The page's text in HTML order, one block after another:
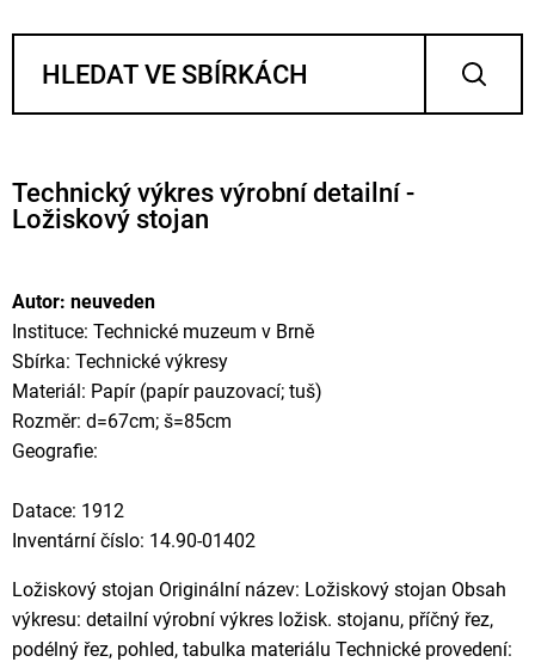
Technický výkres výrobní detailní -
Ložiskový stojan
Autor: neuveden
Instituce: Technické muzeum v Brně
Sbírka: Technické výkresy
Materiál: Papír (papír pauzovací; tuš)
Rozměr: d=67cm; š=85cm
Geografie:
Datace: 1912
Inventární číslo: 14.90-01402
Ložiskový stojan Originální název: Ložiskový stojan Obsah
výkresu: detailní výrobní výkres ložisk. stojanu, příčný řez,
podélný řez, pohled, tabulka materiálu Technické provedení: